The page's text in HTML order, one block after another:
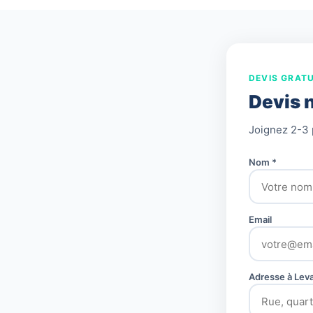
DEVIS
Devis
Joignez 2-3
Nom *
Email
Adresse à